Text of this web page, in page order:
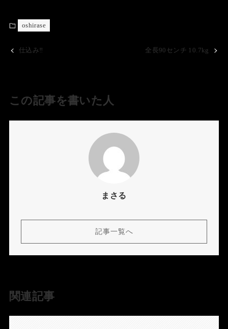
oshirase
仕込み‼️ 全長90センチ 10.7kg
この記事を書いた人
まさる
記事一覧へ
関連記事